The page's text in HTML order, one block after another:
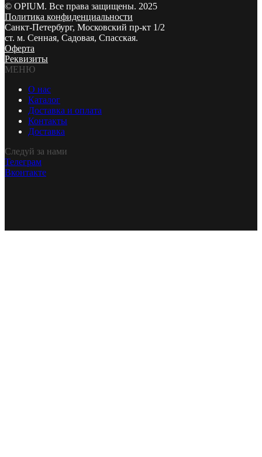
© OPIUM. Все права защищены. 2025
Политика конфиденциальности
Санкт-Петербург, Московский пр-кт 1/2
ст. м. Сенная, Садовая, Спасская.
Оферта
Реквизиты
МЕНЮ
О нас
Каталог
Доставка и оплата
Контакты
Доставка
Следуй за нами
Телеграм
Вконтакте